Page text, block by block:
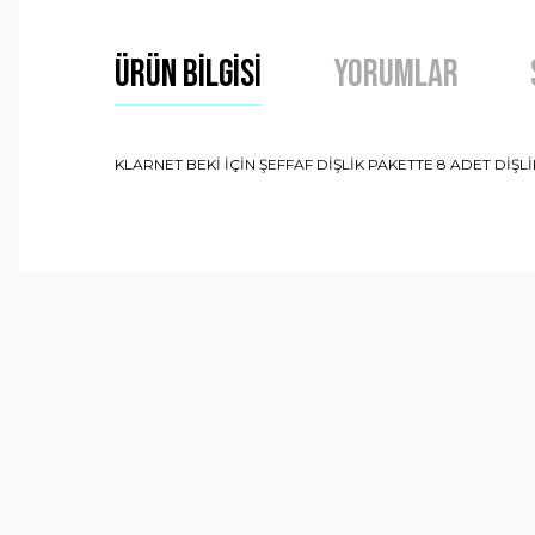
Ürün Bilgisi Yorumlar
KLARNET BEKİ İÇİN ŞEFFAF DİŞLİK PAKETTE 8 ADET